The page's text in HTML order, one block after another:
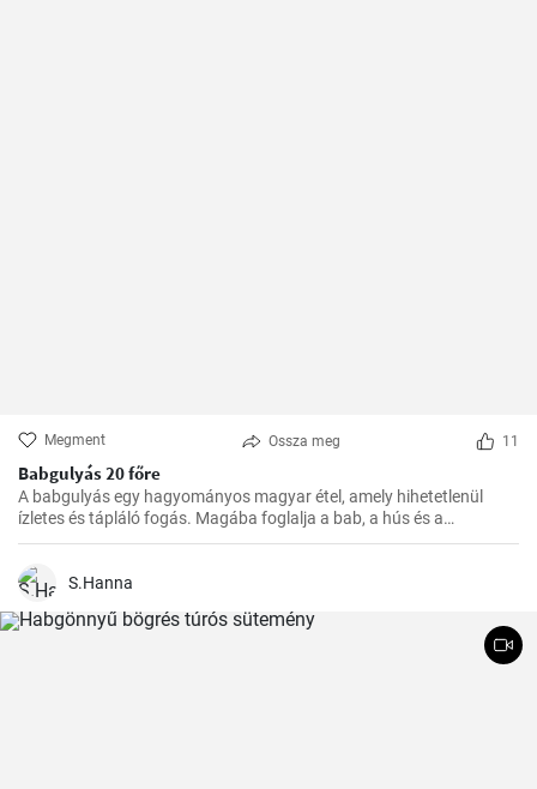
Megment Ossza meg 11
Babgulyás 20 főre
A babgulyás egy hagyományos magyar étel, amely hihetetlenül
ízletes és tápláló fogás. Magába foglalja a bab, a hús és a
zöldségek ízletes kombinációját. Egy tökéletes étel a hideg téli
egyszerűen főzni is lehet. Ennek a receptnek segítségével 20 főre
S.Hanna